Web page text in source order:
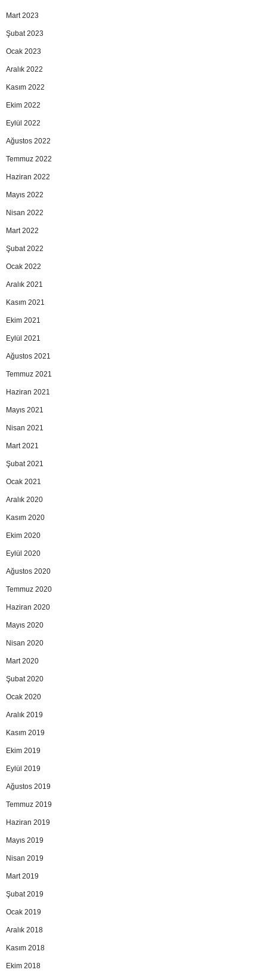
Mart 2023
Şubat 2023
Ocak 2023
Aralık 2022
Kasım 2022
Ekim 2022
Eylül 2022
Ağustos 2022
Temmuz 2022
Haziran 2022
Mayıs 2022
Nisan 2022
Mart 2022
Şubat 2022
Ocak 2022
Aralık 2021
Kasım 2021
Ekim 2021
Eylül 2021
Ağustos 2021
Temmuz 2021
Haziran 2021
Mayıs 2021
Nisan 2021
Mart 2021
Şubat 2021
Ocak 2021
Aralık 2020
Kasım 2020
Ekim 2020
Eylül 2020
Ağustos 2020
Temmuz 2020
Haziran 2020
Mayıs 2020
Nisan 2020
Mart 2020
Şubat 2020
Ocak 2020
Aralık 2019
Kasım 2019
Ekim 2019
Eylül 2019
Ağustos 2019
Temmuz 2019
Haziran 2019
Mayıs 2019
Nisan 2019
Mart 2019
Şubat 2019
Ocak 2019
Aralık 2018
Kasım 2018
Ekim 2018